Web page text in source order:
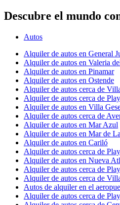
Descubre el mundo
Autos
Alquiler de autos en General
Alquiler de autos en Valeria
Alquiler de autos en Pinamar
Alquiler de autos en Ostende
Alquiler de autos cerca de
Alquiler de autos cerca de
Alquiler de autos en Villa
Alquiler de autos cerca de
Alquiler de autos en Mar Azul
Alquiler de autos en Mar de
Alquiler de autos en Cariló
Alquiler de autos cerca de
Alquiler de autos en Nueva
Alquiler de autos cerca de
Alquiler de autos cerca de
Autos de alquiler en el
Alquiler de autos cerca de